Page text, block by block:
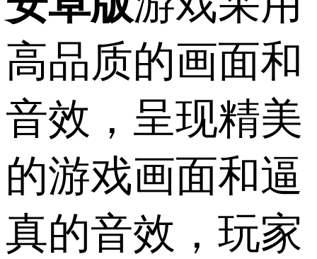
高品质的画面和
音效，呈现精美
的游戏画面和逼
真的音效，玩家